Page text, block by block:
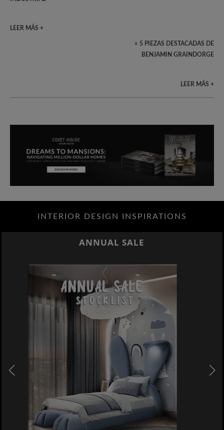
LEER MÁS +
« 5 PIEZAS DESTACADAS DE
BENJAMIN GRAINDORGE
LEER MÁS +
INTERIOR DESIGN INSPIRATIONS
ANNUAL SALE